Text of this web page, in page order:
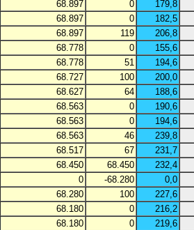
68.897 0
179,8
68.897 0
182,5
68.897 119
206,8
68.778 0
155,6
68.778 51
194,6
68.727 100
200,0
68.627 64
188,6
68.563 0
190,6
68.563 0
194,6
68.563 46
239,8
68.517 67
231,7
68.450 68.450
232,4
0 -68.280
0,0
68.280 100
227,6
68.180 0
216,2
68.180 0
219,6